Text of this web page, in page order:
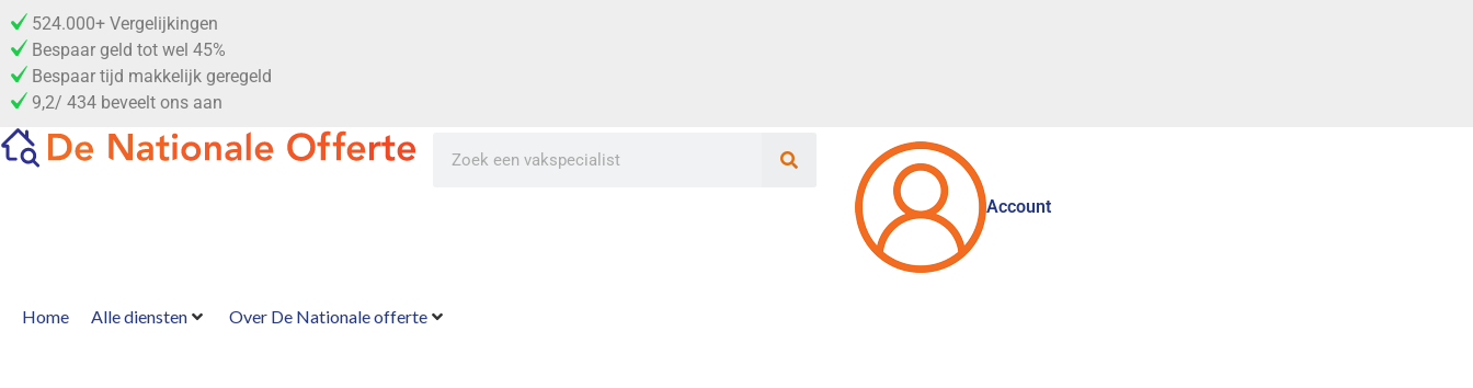
524.000+ Vergelijkingen
Bespaar geld tot wel 45%
Bespaar tijd makkelijk geregeld
9,2/ 434 beveelt ons aan
Account
Home Alle diensten Over De Nationale offerte